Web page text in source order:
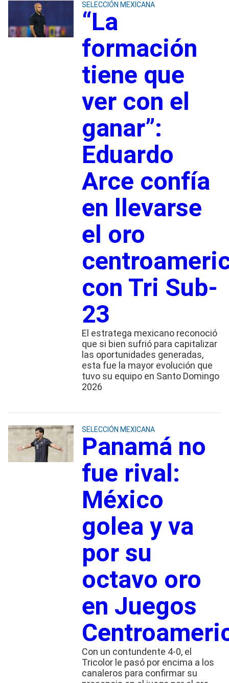
SELECCIÓN MEXICANA
“La
formación
tiene que
ver con el
ganar”:
Eduardo
Arce confía
en llevarse
el oro
con Tri Sub-
23
El estratega mexicano reconoció
que si bien sufrió para capitalizar
las oportunidades generadas,
esta fue la mayor evolución que
tuvo su equipo en Santo Domingo
2026
SELECCIÓN MEXICANA
Panamá no
fue rival:
México
golea y va
por su
octavo oro
en Juegos
Con un contundente 4-0, el
Tricolor le pasó por encima a los
canaleros para confirmar su